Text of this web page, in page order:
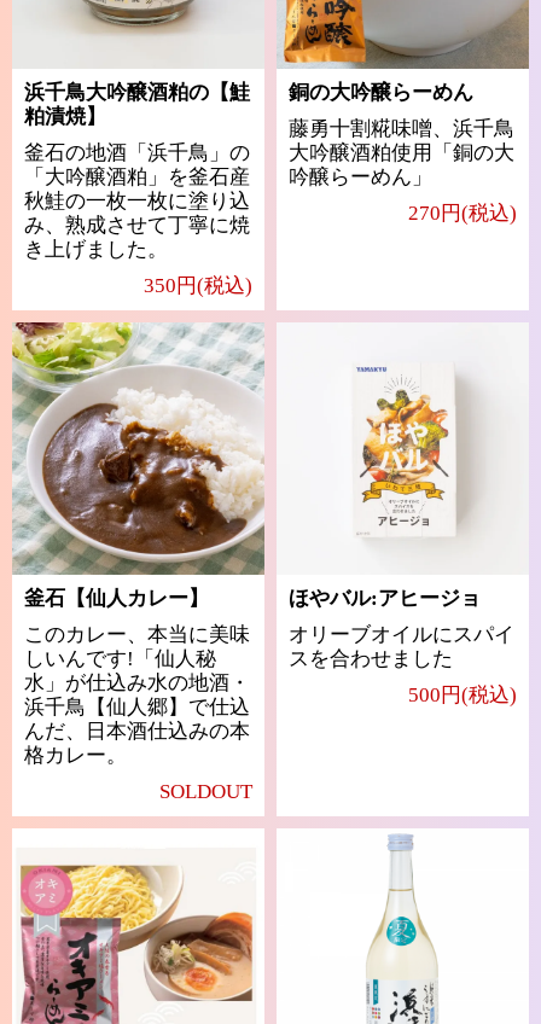
浜千鳥大吟醸酒粕の【鮭
粕漬焼】
釜石の地酒「浜千鳥」の
「大吟醸酒粕」を釜石産
秋鮭の一枚一枚に塗り込
み、熟成させて丁寧に焼
き上げました。
350円(税込)
銅の大吟醸らーめん
藤勇十割糀味噌、浜千鳥
大吟醸酒粕使用「銅の大
吟醸らーめん」
270円(税込)
釜石【仙人カレー】
このカレー、本当に美味
しいんです!「仙人秘
水」が仕込み水の地酒・
浜千鳥【仙人郷】で仕込
んだ、日本酒仕込みの本
格カレー。
SOLDOUT
ほやバル:アヒージョ
オリーブオイルにスパイ
スを合わせました
500円(税込)